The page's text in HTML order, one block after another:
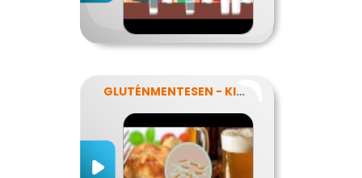
GLUTÉNMENTESEN - KINEK IS?!